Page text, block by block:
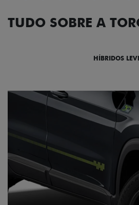
TUDO SOBRE A
HÍBRIDOS